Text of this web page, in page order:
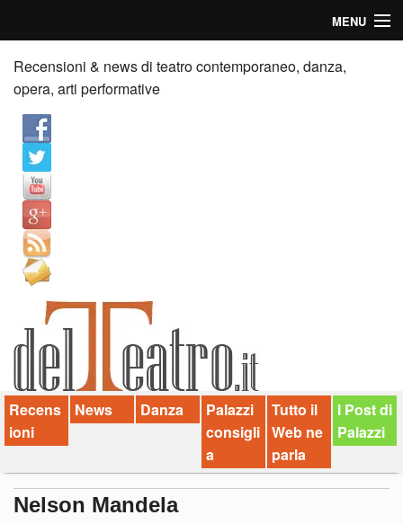
MENU
Home
Recensioni
Anticipazioni
News
Palazzi consiglia
Video
Chi siamo
Contatti
dT in English
Recensioni & news di teatro contemporaneo, danza,
opera, arti performative
Recens
ioni
News Danza
Palazzi
consigli
a
Tutto il
Web ne
parla
I Post di
Palazzi
Nelson Mandela